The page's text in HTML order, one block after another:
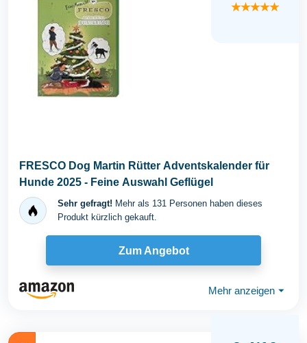
★★★★★
FRESCO Dog Martin Rütter Adventskalender für
Hunde 2025 - Feine Auswahl Geflügel
Sehr gefragt! Mehr als 131 Personen haben dieses
Produkt kürzlich gekauft.
Zum Angebot
Mehr anzeigen ⏷